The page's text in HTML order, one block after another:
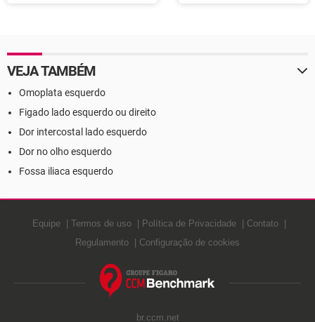
VEJA TAMBÉM
Omoplata esquerdo
Figado lado esquerdo ou direito
Dor intercostal lado esquerdo
Dor no olho esquerdo
Fossa iliaca esquerdo
Equipe Termos de uso Política de Privacidade
Contato
Regulamento
Configuração de cookies
br.ccm.net